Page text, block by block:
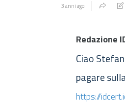
3 anni ago
Redazione
Ciao
pagare
https://